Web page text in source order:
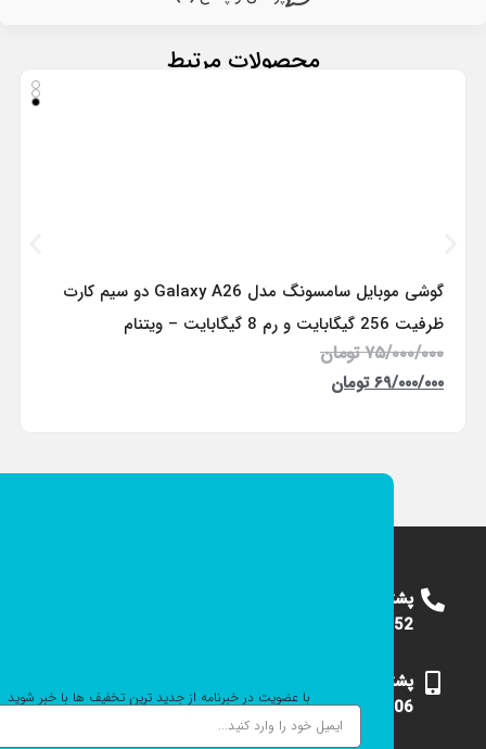
محصولات مرتبط
گوشی موبایل سامسونگ مدل Galaxy A26 دو سیم کارت
ظرفیت 256 گیگابایت و رم 8 گیگابایت – ویتنام
۷۵/۰۰۰/۰۰۰ تومان
۶۹/۰۰۰/۰۰۰ تومان
پشتیبانی
09124375652
پشتیبانی
09101531006با عضویت در خبرنامه از جدید ترین تخفیف ها با خبر شوید